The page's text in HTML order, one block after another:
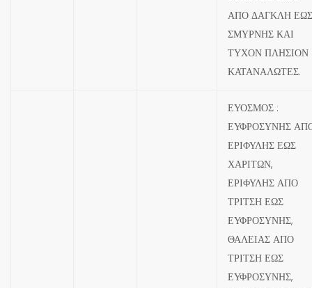
ΑΠΟ ΔΑΓΚΛΗ ΕΩΣ
ΣΜΥΡΝΗΣ ΚΑΙ
ΤΥΧΟΝ ΠΛΗΣΙΟΝ
ΚΑΤΑΝΑΛΩΤΕΣ.
ΕΥΟΣΜΟΣ :
ΕΥΦΡΟΣΥΝΗΣ
ΕΡΙΦΥΛΗΣ ΕΩΣ
ΧΑΡΙΤΩΝ,
ΕΡΙΦΥΛΗΣ ΑΠΟ
ΤΡΙΤΣΗ ΕΩΣ
ΕΥΦΡΟΣΥΝΗΣ,
ΘΑΛΕΙΑΣ ΑΠΟ
ΤΡΙΤΣΗ ΕΩΣ
ΕΥΦΡΟΣΥΝΗΣ,